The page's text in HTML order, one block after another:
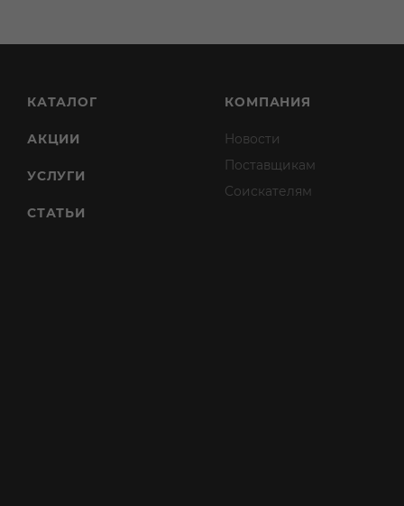
КАТАЛОГ
АКЦИИ
УСЛУГИ
СТАТЬИ
КОМПАНИЯ
Новости
Поставщикам
Соискателям